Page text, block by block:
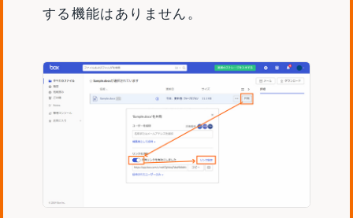
する機能はありません。